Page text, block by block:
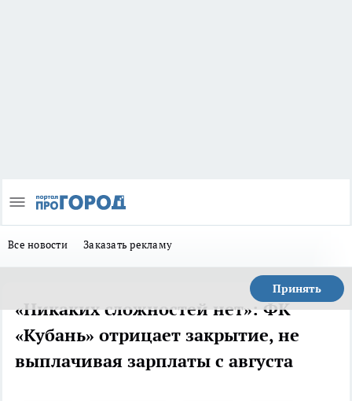
Все новости Заказать рекламу
Принять
«Никаких сложностей нет»: ФК
«Кубань» отрицает закрытие, не
выплачивая зарплаты с августа